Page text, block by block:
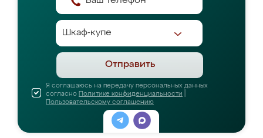
Отправить
Я соглашаюсь на передачу персональных данных
согласно Политике конфиденциальности
Пользовательскому соглашению